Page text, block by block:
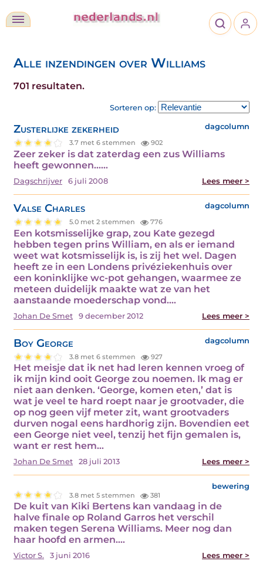
Alle inzendingen over Williams
701 resultaten.
Sorteren op:
Zusterlijke zekerheid dagcolumn
3.7 met 6 stemmen 902
Zeer zeker is dat zaterdag een zus Williams
heeft gewonnen……
Dagschrijver 6 juli 2008 Lees meer >
Valse Charles dagcolumn
5.0 met 2 stemmen 776
Een kotsmisselijke grap, zou Kate gezegd
hebben tegen prins William, en als er iemand
weet wat kotsmisselijk is, is zij het wel. Dagen
heeft ze in een Londens privéziekenhuis over
een koninklijke wc-pot gehangen, waarmee ze
meteen duidelijk maakte wat ze van het
aanstaande moederschap vond.…
Johan De Smet 9 december 2012 Lees meer >
Boy George dagcolumn
3.8 met 6 stemmen 927
Het meisje dat ik net had leren kennen vroeg of
ik mijn kind ooit George zou noemen. Ik mag er
niet aan denken. ‘George, komen eten,’ dat is
wat je veel te hard roept naar je grootvader, die
op nog geen vijf meter zit, want grootvaders
durven nogal eens hardhorig zijn. Bovendien eet
een George niet veel, tenzij het fijn gemalen is,
want er rest hem…
Johan De Smet 28 juli 2013 Lees meer >
bewering
3.8 met 5 stemmen 381
De kuit van Kiki Bertens kan vandaag in de
halve finale op Roland Garros het verschil
maken tegen Serena Williams. Meer nog dan
haar hoofd en armen.…
Victor S. 3 juni 2016 Lees meer >